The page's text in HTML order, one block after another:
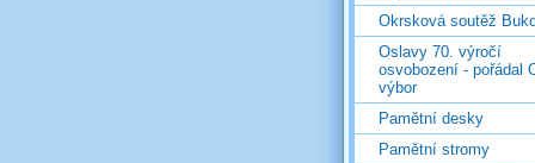
Okrsková soutěž
Oslavy 70. výročí
osvobození - pořádal
výbor
Pamětní desky
Pamětní stromy